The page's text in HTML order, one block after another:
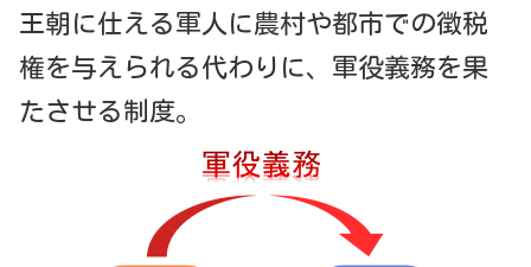
王朝に仕える軍人に農村や都市での徴税
権を与えられる代わりに、軍役義務を果
たさせる制度。